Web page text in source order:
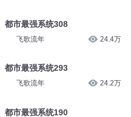
都市最强系统308
飞歌流年 24.4万
都市最强系统293
飞歌流年 24.2万
都市最强系统190